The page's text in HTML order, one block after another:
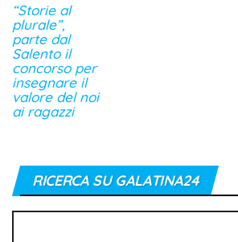
“Storie al
plurale”,
parte dal
Salento il
concorso per
insegnare il
valore del noi
ai ragazzi
RICERCA SU GALATINA24